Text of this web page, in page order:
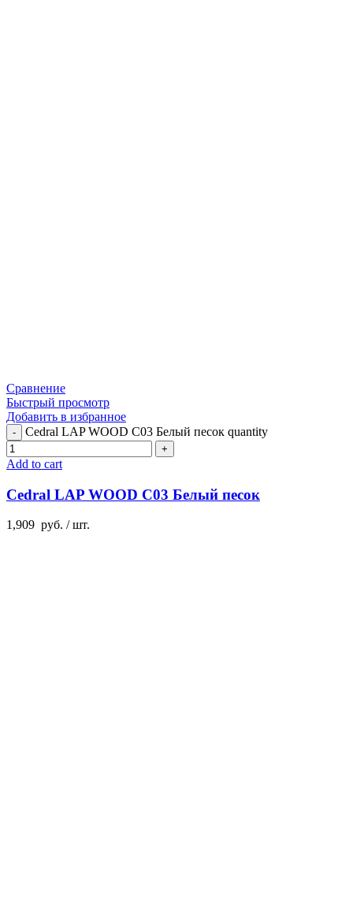
Сравнение
Быстрый просмотр
Добавить в избранное
Cedral LAP WOOD C03 Белый песок quantity
Add to cart
Cedral LAP WOOD C03 Белый песок
1,909 руб. / шт.